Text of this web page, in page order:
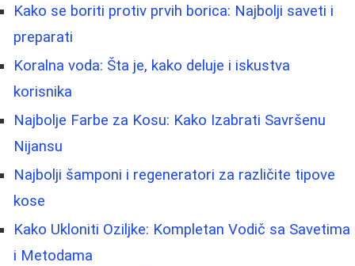
Kako se boriti protiv prvih borica: Najbolji saveti i
preparati
Koralna voda: Šta je, kako deluje i iskustva
korisnika
Najbolje Farbe za Kosu: Kako Izabrati Savršenu
Nijansu
Najbolji šamponi i regeneratori za različite tipove
kose
Kako Ukloniti Oziljke: Kompletan Vodič sa Savetima
i Metodama